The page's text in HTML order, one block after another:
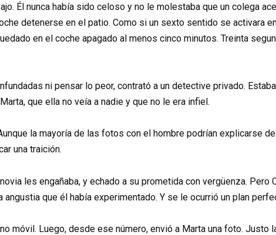
Él nunca había sido celoso y no le molestaba que un colega
detenerse en el patio. Como si un sexto sentido se activara
en el coche apagado al menos cinco minutos. Treinta
ni pensar lo peor, contrató a un detective privado.
que ella no veía a nadie y que no le era infiel.
la mayoría de las fotos con el hombre podrían explicarse
una traición.
les engañaba, y echado a su prometida con vergüenza. Pero
que él había experimentado. Y se le ocurrió un plan
móvil. Luego, desde ese número, envió a Marta una foto. Justo